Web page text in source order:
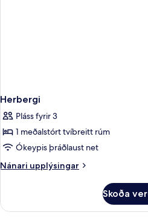
Herbergi
Pláss fyrir 3
1 meðalstórt tvíbreitt rúm
Ókeypis þráðlaust net
Nánari upplýsingar
Nánari
Skoða